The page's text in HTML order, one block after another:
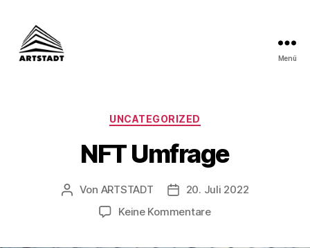
Menü
Kategorien
UNCATEGORIZED
NFT Umfrage
Beitragsautor
Von ARTSTADT Beitragsdatum
20. Juli 2022
Keine Kommentarezu